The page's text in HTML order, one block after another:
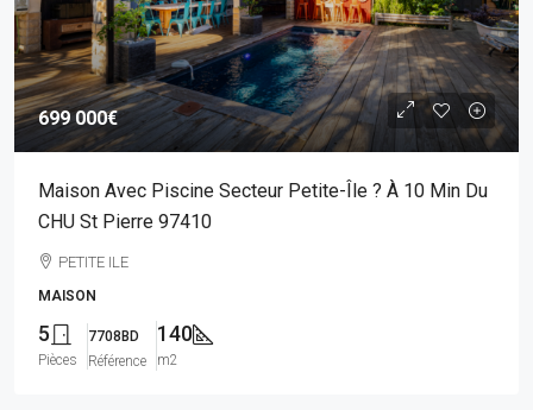
699 000€
Maison Avec Piscine Secteur Petite-Île ? À 10 Min Du
CHU St Pierre 97410
PETITE ILE
MAISON
5
Pièces
7708BD
Référence
140
m2